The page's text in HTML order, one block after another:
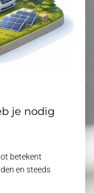
je nodig
betekent
en steeds